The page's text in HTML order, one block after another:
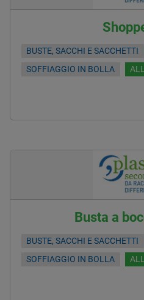
BUSTE, SACCHI E SACCHETTI
SOFFIAGGIO IN BOLLA
Busta a
BUSTE, SACCHI E SACCHETTI
SOFFIAGGIO IN BOLLA